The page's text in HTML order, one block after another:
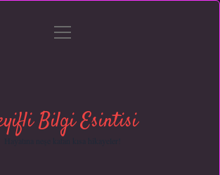
Gizlilik Politikası
menüyü
Bilgi Esintisi